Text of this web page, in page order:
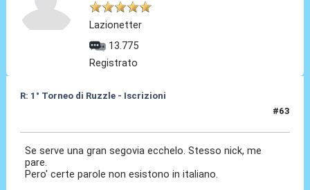
Lazionetter
13.775
Registrato
R: 1° Torneo di Ruzzle - Iscrizioni
#63
Se serve una gran segovia ecchelo. Stesso nick, me
pare.
Pero' certe parole non esistono in italiano.